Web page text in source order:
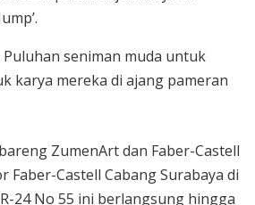
Puluhan seniman muda untuk
karya mereka di ajang pameran
ZumenArt dan Faber-Castell
Faber-Castell Cabang Surabaya di
24 No 55 ini berlangsung hingga